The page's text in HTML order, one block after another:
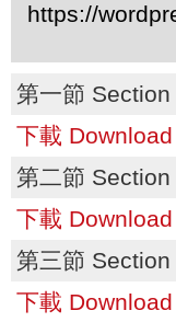
https://
第一節 Section
下載 Download
第二節 Section
下載 Download
第三節 Section
下載 Download